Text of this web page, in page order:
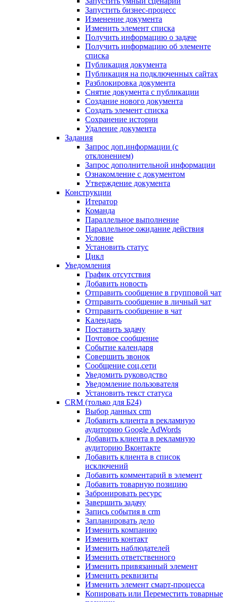
Запустить бизнес-процесс
Изменение документа
Изменить элемент списка
Получить информацию о задаче
Получить информацию об элементе
списка
Публикация документа
Публикация на подключенных сайтах
Разблокировка документа
Снятие документа с публикации
Создание нового документа
Создать элемент списка
Сохранение истории
Удаление документа
Задания
Запрос доп.информации (с
отклонением)
Запрос дополнительной информации
Ознакомление с документом
Утверждение документа
Конструкции
Итератор
Команда
Параллельное выполнение
Параллельное ожидание действия
Условие
Установить статус
Цикл
Уведомления
График отсутствия
Добавить новость
Отправить сообщение в групповой чат
Отправить сообщение в личный чат
Отправить сообщение в чат
Календарь
Поставить задачу
Почтовое сообщение
Событие календаря
Совершить звонок
Сообщение соц.сети
Уведомить руководство
Уведомление пользователя
Установить текст статуса
CRM (только для Б24)
Выбор данных crm
Добавить клиента в рекламную
аудиторию Google AdWords
Добавить клиента в рекламную
аудиторию Вконтакте
Добавить клиента в список
исключений
Добавить комментарий в элемент
Добавить товарную позицию
Забронировать ресурс
Завершить задачу
Запись события в crm
Запланировать дело
Изменить компанию
Изменить контакт
Изменить наблюдателей
Изменить ответственного
Изменить привязанный элемент
Изменить реквизиты
Изменить элемент смарт-процесса
Копировать или Переместить товарные